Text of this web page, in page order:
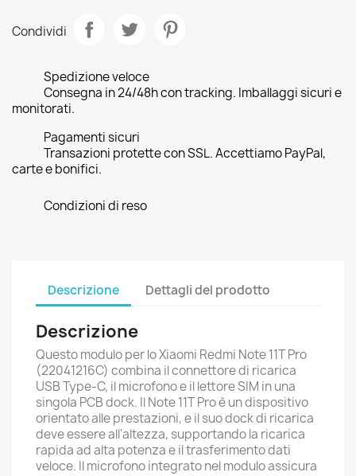
Condividi
Spedizione veloce
Consegna in 24/48h con tracking. Imballaggi sicuri e
monitorati.
Pagamenti sicuri
Transazioni protette con SSL. Accettiamo PayPal,
carte e bonifici.
Condizioni di reso
Descrizione Dettagli del prodotto
Descrizione
Questo modulo per lo Xiaomi Redmi Note 11T Pro
(22041216C) combina il connettore di ricarica
USB Type-C, il microfono e il lettore SIM in una
singola PCB dock. Il Note 11T Pro è un dispositivo
orientato alle prestazioni, e il suo dock di ricarica
deve essere all'altezza, supportando la ricarica
rapida ad alta potenza e il trasferimento dati
veloce. Il microfono integrato nel modulo assicura